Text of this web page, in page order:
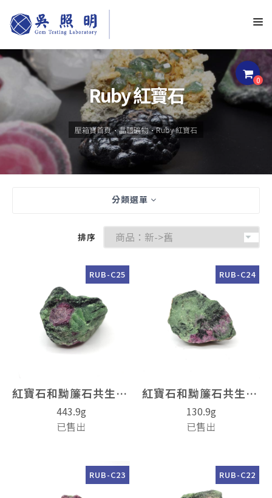
0
Ruby 紅寶石
壓箱寶首頁 晶體礦物 Ruby 紅寶石
分類選單
排序
紅寶石和黝簾石共生(Ruby)
RUB-C25
443.9g
已售出
紅寶石和黝簾石共生(Ruby)
RUB-C24
130.9g
已售出
RUB-C23 RUB-C22